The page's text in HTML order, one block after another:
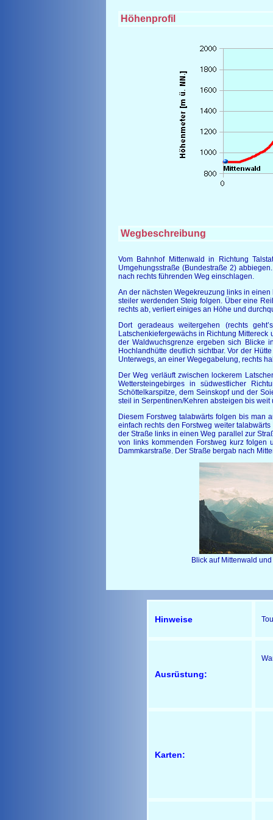
Höhenprofil
Wegbeschreibung
Vom Bahnhof Mittenwald in Richtung
Umgehungsstraße (Bundestraße 2)
nach rechts führenden Weg einschlagen.
An der nächsten Wegekreuzung links in
steiler werdenden Steig folgen. Über eine
rechts ab, verliert einiges an Höhe und
Dort geradeaus weitergehen (rechts
Latschenkiefergewächs in Richtung
der Waldwuchsgrenze ergeben sich Blicke
Hochlandhütte deutlich sichtbar. Vor der
Unterwegs, an einer Wegegabelung, rechts
Der Weg verläuft zwischen lockerem
Wettersteingebirges in südwestlicher
Schöttelkarspitze, dem Seinskopf und der
steil in Serpentinen/Kehren absteigen bis
Diesem Forstweg talabwärts folgen bis man
einfach rechts den Forstweg weiter
der Straße links in einen Weg parallel zur
von links kommenden Forstweg kurz
Dammkarstraße. Der Straße bergab nach
Blick auf
Hinweise
Ausrüstung:
Karten: